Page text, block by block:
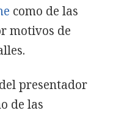
como de las
motivos de
presentador
de las